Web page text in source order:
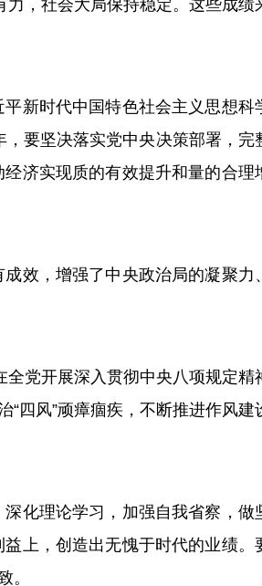
力，社会大局保持稳定。这些成绩
新时代中国特色社会主义思想科
，要坚决落实党中央决策部署，完
济实现质的有效提升和量的合理
效，增强了中央政治局的凝聚力
党开展深入贯彻中央八项规定精
四风”顽瘴痼疾，不断推进作风建
化理论学习，加强自我省察，做
上，创造出无愧于时代的业绩。
。